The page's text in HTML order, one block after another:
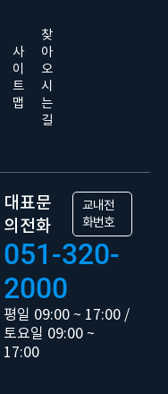
사
이
트
맵
찾
아
오
시
는
길
대표문
의전화
교내전
화번호
051-320-
2000
평일 09:00 ~ 17:00 /
토요일 09:00 ~
17:00